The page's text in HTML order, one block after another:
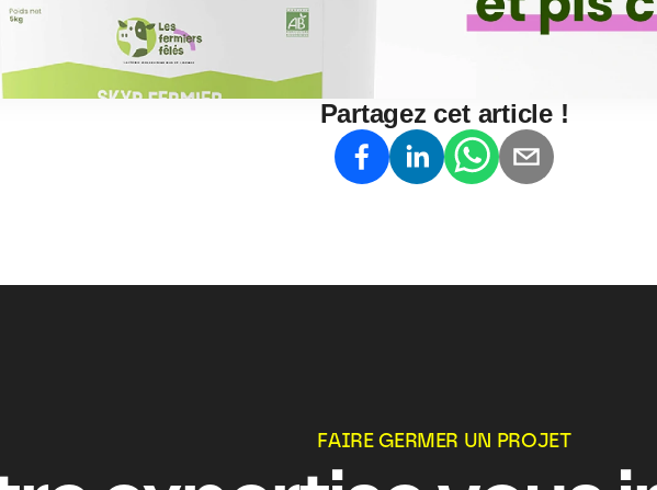
Partagez cet article !
FAIRE GERMER UN PROJET